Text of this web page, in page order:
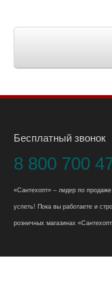
Бесплатный звонок
8 800 700
«Сантехопт» – лидер по
успеть! Пока вы работаете и
розничных магазинах